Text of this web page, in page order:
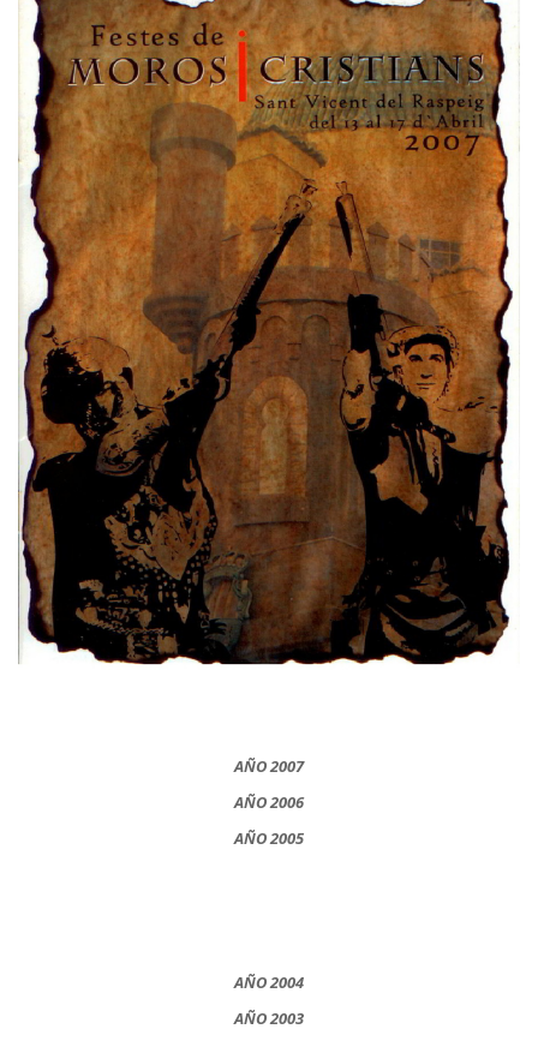
AÑO 2007
AÑO 2006
AÑO 2005
AÑO 2004
AÑO 2003